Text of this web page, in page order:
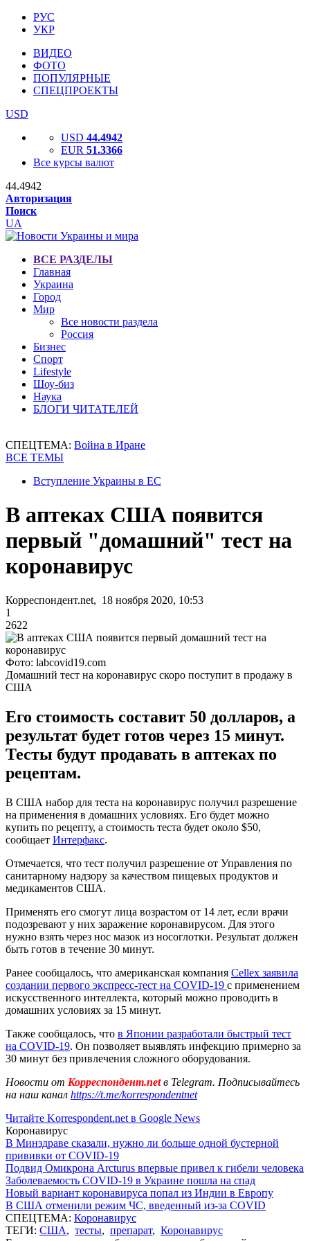
РУС
УКР
ВИДЕО
ФОТО
ПОПУЛЯРНЫЕ
СПЕЦПРОЕКТЫ
USD
USD 44.4942
EUR 51.3366
Все курсы валют
44.4942
Авторизация
Поиск
UA
ВСЕ РАЗДЕЛЫ
Главная
Украина
Город
Мир
Все новости раздела
Россия
Бизнес
Спорт
Lifestyle
Шоу-биз
Наука
БЛОГИ ЧИТАТЕЛЕЙ
СПЕЦТЕМА: Война в Иране
ВСЕ ТЕМЫ
Вступление Украины в ЕС
В аптеках США появится
первый "домашний" тест на
коронавирус
Корреспондент.net, 18 ноября 2020, 10:53
1
2622
Фото: labcovid19.com
Домашний тест на коронавирус скоро поступит в продажу в
США
Его стоимость составит 50 долларов, а
результат будет готов через 15 минут.
Тесты будут продавать в аптеках по
рецептам.
В США набор для теста на коронавирус получил разрешение
на применения в домашних условиях. Его будет можно
купить по рецепту, а стоимость теста будет около $50,
сообщает Интерфакс.
Отмечается, что тест получил разрешение от Управления по
санитарному надзору за качеством пищевых продуктов и
медикаментов США.
Применять его смогут лица возрастом от 14 лет, если врачи
подозревают у них заражение коронавирусом. Для этого
нужно взять через нос мазок из носоглотки. Результат должен
быть готов в течение 30 минут.
Ранее сообщалось, что американская компания Cellex заявила
создании первого экспресс-тест на COVID-19 с применением
искусственного интеллекта, который можно проводить в
домашних условиях за 15 минут.
Также сообщалось, что в Японии разработали быстрый тест
на COVID-19. Он позволяет выявлять инфекцию примерно за
30 минут без привлечения сложного оборудования.
Новости от Корреспондент.netв Telegram. Подписывайтесь
на наш канал https://t.me/korrespondentnet
Читайте Korrespondent.net в Google News
Коронавирус
В Минздраве сказали, нужно ли больше одной бустерной
прививки от COVID-19
Подвид Омикрона Arcturus впервые привел к гибели человека
Заболеваемость COVID-19 в Украине пошла на спад
Новый вариант коронавируса попал из Индии в Европу
В США отменили режим ЧС, введенный из-за COVID
СПЕЦТЕМА: Коронавирус
ТЕГИ: США, тесты, препарат, Коронавирус